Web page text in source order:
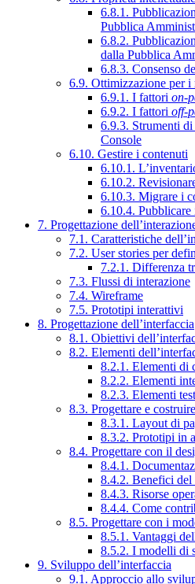
6.8.1.
Pubblica
6.8.2.
dalla Pubblica
6.8.3. Consenso
6.9. Ottimizzazione per
6.9.1. I fattori on-
6.9.2. I fattori off-
6.9.3. Strumenti
Console
6.10. Gestire i contenuti
6.10.1.
6.10.2.
6.10.3. Migrare i
6.10.4. Pubblicare
7. Progettazione
7.1. Caratteristiche
7.2. User stories per
7.2.1. Differenza
7.3. Flussi di interazione
7.4. Wireframe
7.5. Prototipi interattivi
8. Progettazione dell’interfaccia
8.1. Obiettivi
8.2. Elementi
8.2.1. Elementi di
8.2.2. Elementi
8.2.3. Elementi
8.3. Progettare e
8.3.1. Layout di
8.3.2. Prototipi in
8.4. Progettare con il
8.4.1.
8.4.2. Benefici del
8.4.3. Risorse
8.4.4. Come
8.5. Progettare con i
8.5.1. Vantaggi
8.5.2. I modelli di
9. Sviluppo dell’interfaccia
9.1. Approccio allo